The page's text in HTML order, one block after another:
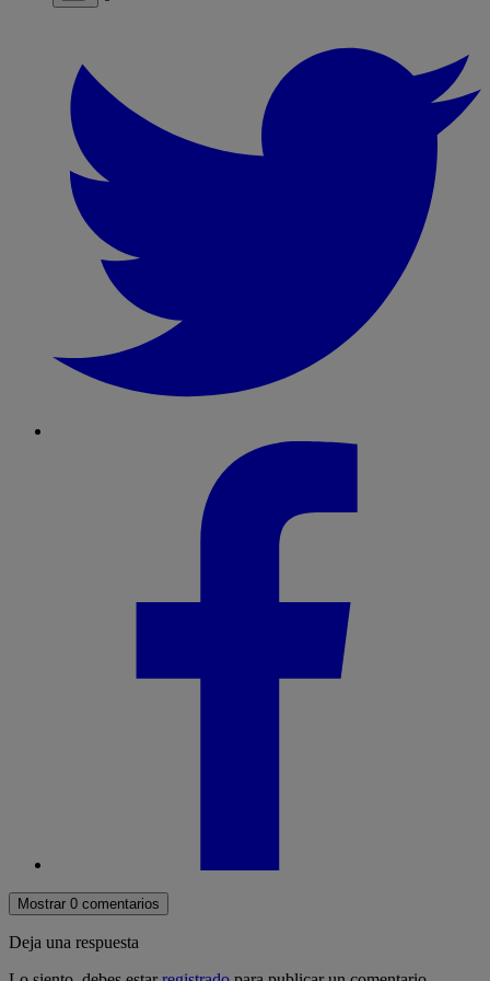
Mostrar 0 comentarios
Deja una respuesta